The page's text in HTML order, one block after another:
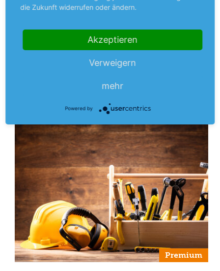
MTU
Der Triebwerkshersteller hat in den ersten 6 Monaten des
laufenden Geschäftsjahres sehr unter der Pandemie
Premium
die Zukunft widerrufen oder ändern.
Akzeptieren
Verweigern
mehr
Powered by